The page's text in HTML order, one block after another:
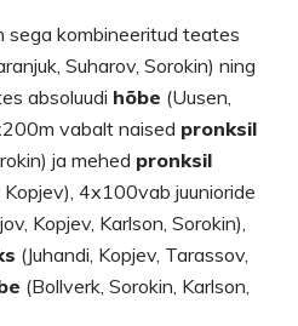
kombineeritud teates
Suharov, Sorokin) ning
absoluudi hõbe (Uusen,
vabalt naised pronksil
ja mehed pronksil
Kopjev), 4x100vab juunioride
Kopjev, Karlson, Sorokin),
(Juhandi, Kopjev, Tarassov,
(Bollverk, Sorokin, Karlson,